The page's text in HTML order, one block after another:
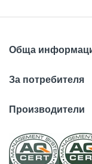
Обща
За потребителя
Производители